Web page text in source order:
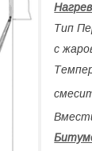
Тип
с